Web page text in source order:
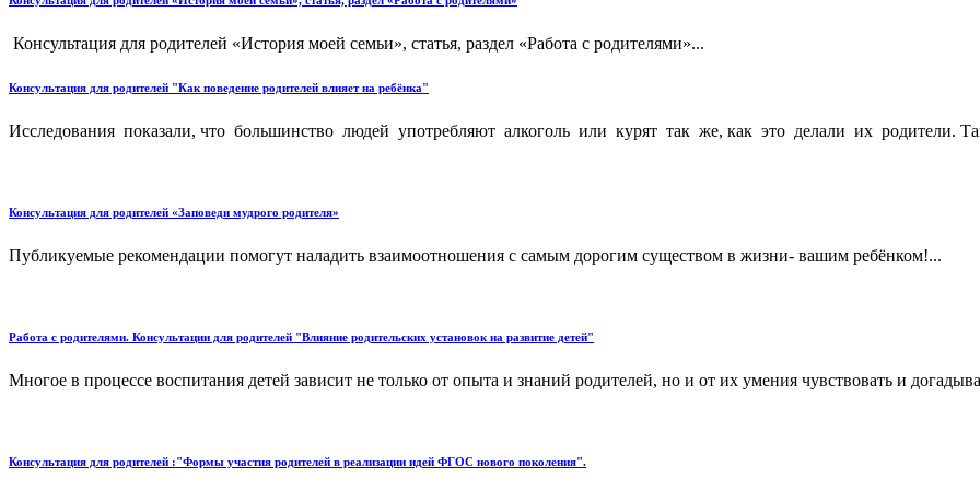
Консультация для родителей «История моей семьи», статья, раздел «Работа с родителями»...
Консультация для родителей "Как поведение родителей влияет на ребёнка"
Исследования показали, что большинство людей употребляют алкоголь или курят так же, как это делали их родители.
Консультация для родителей «Заповеди мудрого родителя»
Публикуемые рекомендации помогут наладить взаимоотношения с самым дорогим существом в жизни- вашим ребёнком!...
Работа с родителями. Консультации для родителей "Влияние родительских установок на развитие детей"
Многое в процессе воспитания детей зависит не только от опыта и знаний родителей, но и от их умения чувствовать и
Консультация для родителей :"Формы участия родителей в реализации идей ФГОС нового поколения".